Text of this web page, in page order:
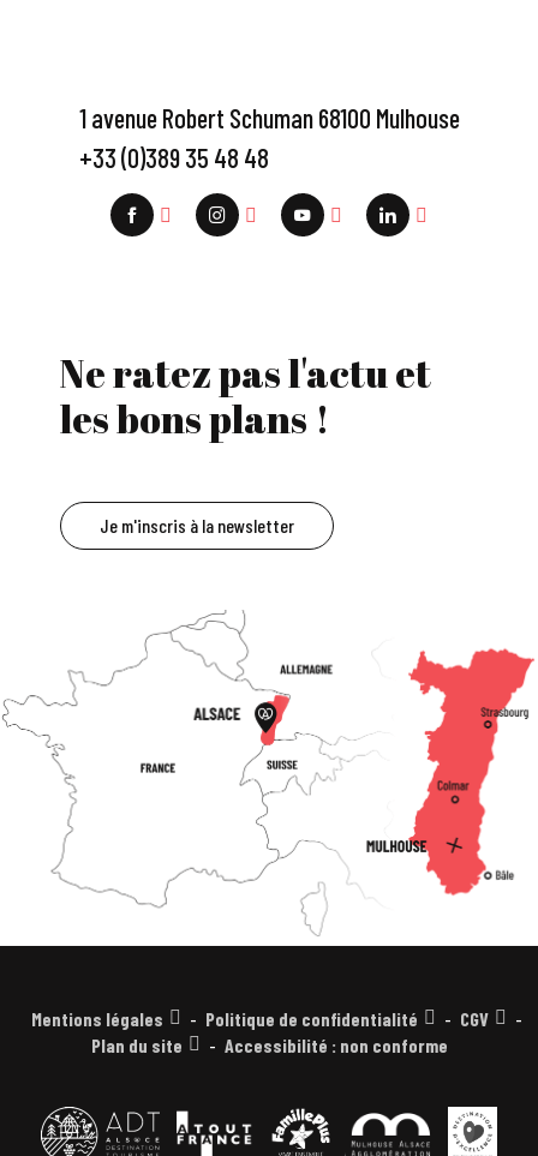
1 avenue Robert Schuman 68100 Mulhouse
+33 (0)389 35 48 48
Ne ratez pas l'actu et
les bons plans !
Je m'inscris à la newsletter
Mentions légales Politique de confidentialité
CGV
Plan du site
Accessibilité : non conforme